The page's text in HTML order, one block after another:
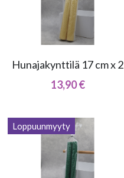
Hunajakynttilä 17 cm x 2
13,90 €
Loppuunmyyty